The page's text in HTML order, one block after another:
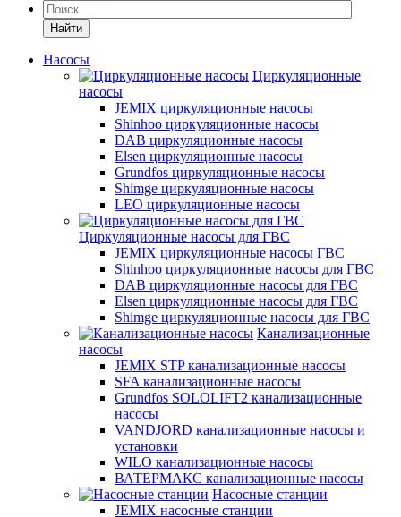
Найти
Насосы
Циркуляционные
насосы
JEMIX циркуляционные насосы
Shinhoo циркуляционные насосы
DAB циркуляционные насосы
Elsen циркуляционные насосы
Grundfos циркуляционные насосы
Shimge циркуляционные насосы
LEO циркуляционные насосы
Циркуляционные насосы для ГВС
JEMIX циркуляционные насосы ГВС
Shinhoo циркуляционные насосы для ГВС
DAB циркуляционные насосы для ГВС
Elsen циркуляционные насосы для ГВС
Shimge циркуляционные насосы для ГВС
Канализационные
насосы
JEMIX STP канализационные насосы
SFA канализационные насосы
Grundfos SOLOLIFT2 канализационные
насосы
VANDJORD канализационные насосы и
установки
WILO канализационные насосы
ВАТЕРМАКС канализационные насосы
Насосные станции
JEMIX насосные станции